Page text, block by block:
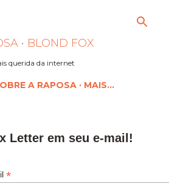
Pular para o conteúdo
• BLOND FOX
querida da internet
A RAPOSA MAIS…
Letter em seu e-mail!
*